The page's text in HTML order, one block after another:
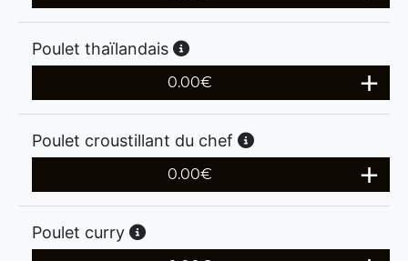
Poulet thaïlandais
0.00€
Poulet croustillant du chef
0.00€
Poulet curry